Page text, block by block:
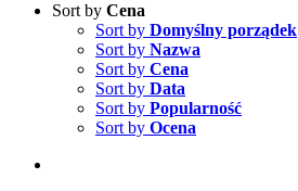
Sort by Cena
Sort by Domyślny porządek
Sort by Nazwa
Sort by Cena
Sort by Data
Sort by Popularność
Sort by Ocena